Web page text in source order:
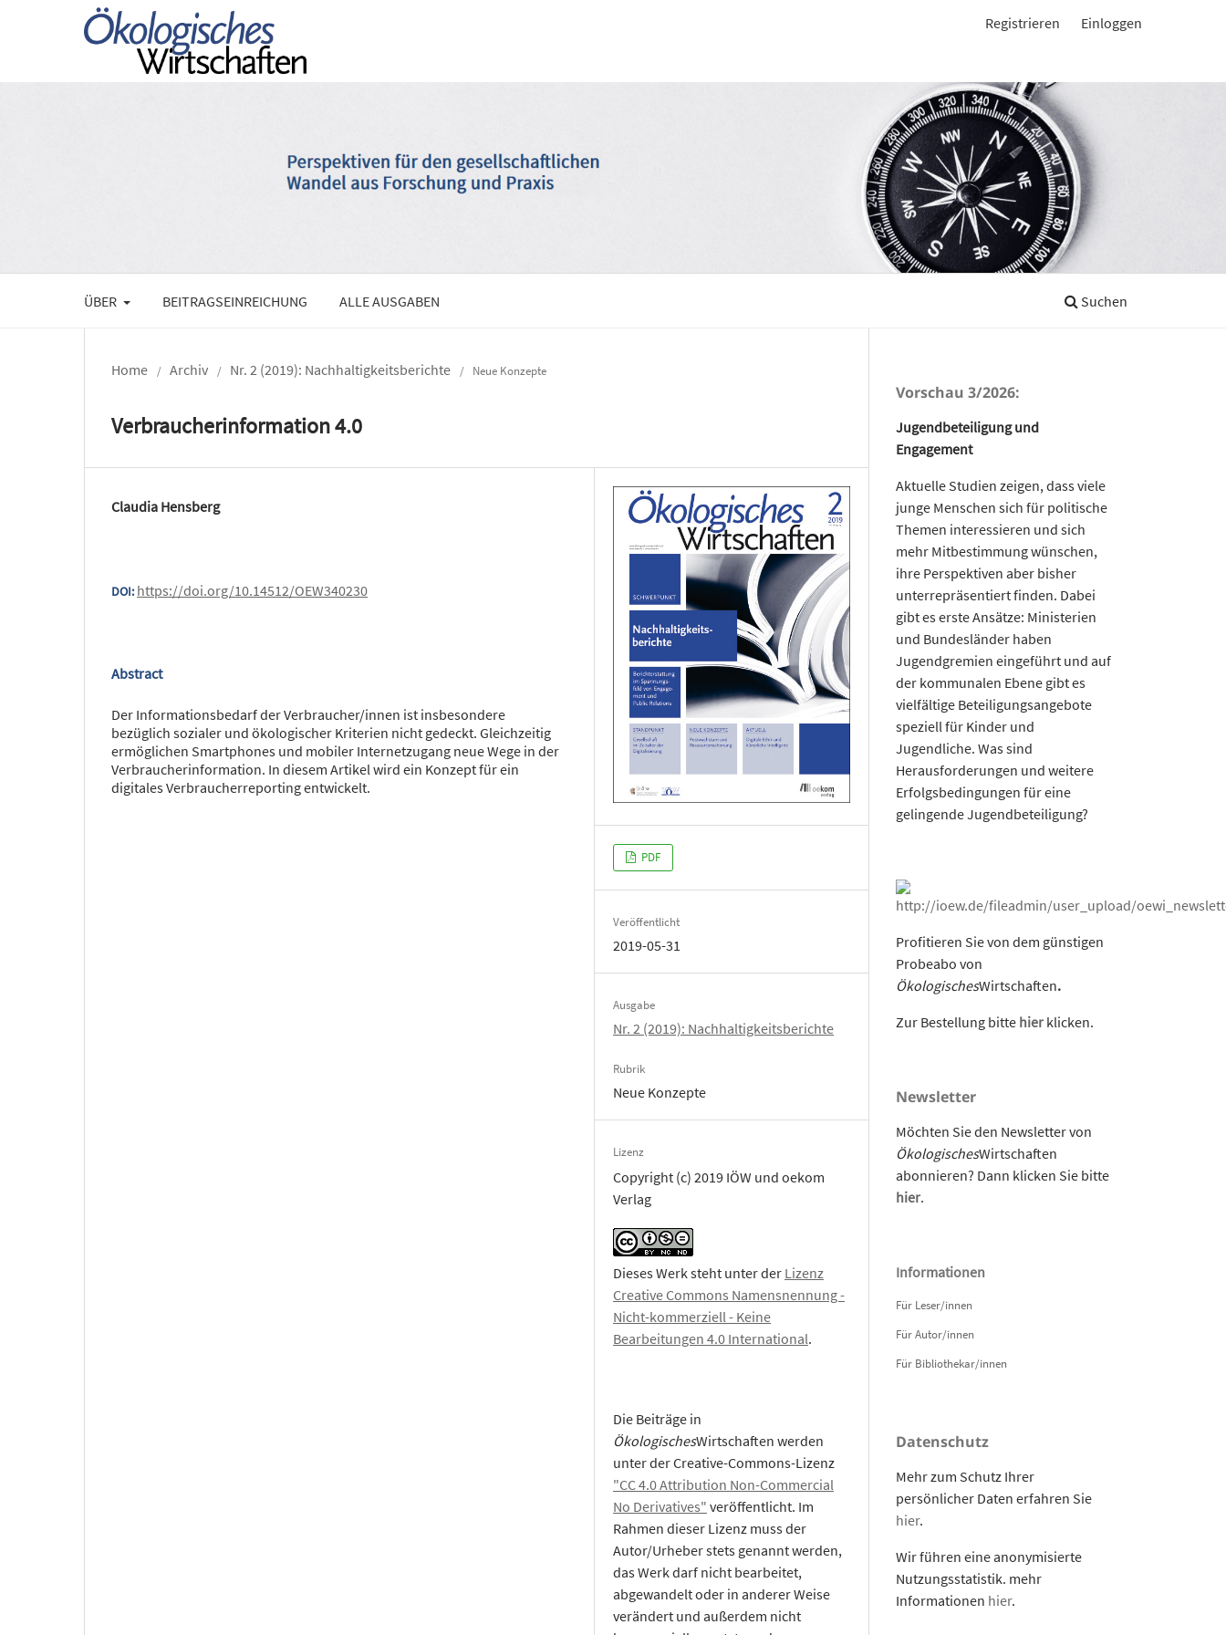
ÜBER BEITRAGSEINREICHUNG ALLE AUSGABEN Suchen
Registrieren Einloggen
Home / Archiv / Nr. 2 (2019): Nachhaltigkeitsberichte / Neue Konzepte
Verbraucherinformation 4.0
Claudia Hensberg
DOI: https://doi.org/10.14512/OEW340230
Abstract
Der Informationsbedarf der Verbraucher/innen ist insbesondere
bezüglich sozialer und ökologischer Kriterien nicht gedeckt. Gleichzeitig
ermöglichen Smartphones und mobiler Internetzugang neue Wege in der
Verbraucherinformation. In diesem Artikel wird ein Konzept für ein
digitales Verbraucherreporting entwickelt.
PDF
Veröffentlicht
2019-05-31
Ausgabe
Nr. 2 (2019): Nachhaltigkeitsberichte
Rubrik
Neue Konzepte
Lizenz
Copyright (c) 2019 IÖW und oekom
Verlag
Dieses Werk steht unter der Lizenz
Creative Commons Namensnennung -
Nicht-kommerziell - Keine
Bearbeitungen 4.0 International.
Die Beiträge in
ÖkologischesWirtschaften werden
unter der Creative-Commons-Lizenz
"CC 4.0 Attribution Non-Commercial
No Derivatives" veröffentlicht. Im
Rahmen dieser Lizenz muss der
Autor/Urheber stets genannt werden,
das Werk darf nicht bearbeitet,
abgewandelt oder in anderer Weise
verändert und außerdem nicht
Vorschau 3/2026:
Jugendbeteiligung und
Engagement
Aktuelle Studien zeigen, dass viele
junge Menschen sich für politische
Themen interessieren und sich
mehr Mitbestimmung wünschen,
ihre Perspektiven aber bisher
unterrepräsentiert finden. Dabei
gibt es erste Ansätze: Ministerien
und Bundesländer haben
Jugendgremien eingeführt und auf
der kommunalen Ebene gibt es
vielfältige Beteiligungsangebote
speziell für Kinder und
Jugendliche. Was sind
Herausforderungen und weitere
Erfolgsbedingungen für eine
gelingende Jugendbeteiligung?
Profitieren Sie von dem günstigen
Probeabo von
ÖkologischesWirtschaften.
Zur Bestellung bitte hier klicken.
Newsletter
Möchten Sie den Newsletter von
ÖkologischesWirtschaften
abonnieren? Dann klicken Sie bitte
hier.
Informationen
Für Leser/innen
Für Autor/innen
Für Bibliothekar/innen
Datenschutz
Mehr zum Schutz Ihrer
persönlicher Daten erfahren Sie
hier.
Wir führen eine anonymisierte
Nutzungsstatistik. mehr
Informationen hier.